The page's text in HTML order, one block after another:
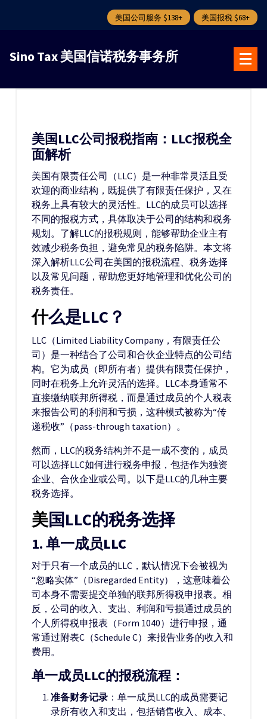
美国公司服务 $138+ 美国报税 $68+
Sino Tax 美国信诺税务事务所
美国LLC公司报税指南：LLC报税全
面解析
美国有限责任公司（LLC）是一种非常灵活且受
欢迎的商业结构，既提供了有限责任保护，又在
税务上具有较大的灵活性。LLC的成员可以选择
不同的报税方式，具体取决于公司的结构和税务
规划。了解LLC的报税规则，能够帮助企业主有
效减少税务负担，避免常见的税务陷阱。本文将
深入解析LLC公司在美国的报税流程、税务选择
以及常见问题，帮助您更好地管理和优化公司的
税务责任。
什么是LLC？
LLC（Limited Liability Company，有限责任公
司）是一种结合了公司和合伙企业特点的公司结
构。它为成员（即所有者）提供有限责任保护，
同时在税务上允许灵活的选择。LLC本身通常不
直接缴纳联邦所得税，而是通过成员的个人税表
来报告公司的利润和亏损，这种模式被称为“传
递税收”（pass-through taxation）。
然而，LLC的税务结构并不是一成不变的，成员
可以选择LLC如何进行税务申报，包括作为独资
企业、合伙企业或公司。以下是LLC的几种主要
税务选择。
美国LLC的税务选择
1.单一成员LLC
对于只有一个成员的LLC，默认情况下会被视为
“忽略实体”（Disregarded Entity），这意味着公
司本身不需要提交单独的联邦所得税申报表。相
反，公司的收入、支出、利润和亏损通过成员的
个人所得税申报表（Form 1040）进行申报，通
常通过附表C（Schedule C）来报告业务的收入和
费用。
单一成员LLC的报税流程：
准备财务记录 ：单一成员LLC的成员需要记
录所有收入和支出，包括销售收入、成本、